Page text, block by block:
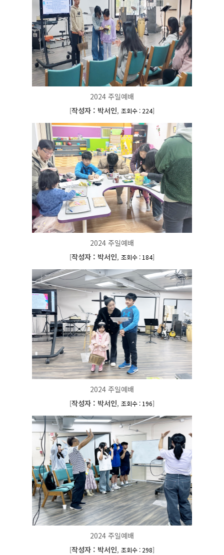
2024 주일예배
[작성자 : 박서인, 조회수 : 224]
2024 주일예배
[작성자 : 박서인, 조회수 : 184]
2024 주일예배
[작성자 : 박서인, 조회수 : 196]
2024 주일예배
[작성자 : 박서인, 조회수 : 298]